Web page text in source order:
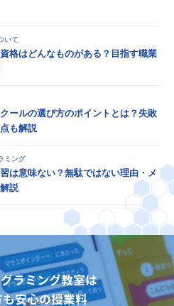
いて
格はどんなものがある？目指す職業
ールの選び方のポイントとは？失敗
も解説
ミング
は意味ない？無駄ではない理由・メ
説
ラミング教室は
安心の授業料